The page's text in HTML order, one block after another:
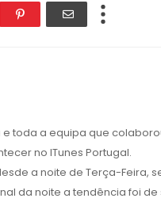
e toda a equipa que
no ITunes Portugal.
a noite de Terça-Feira,
da noite a tendência foi